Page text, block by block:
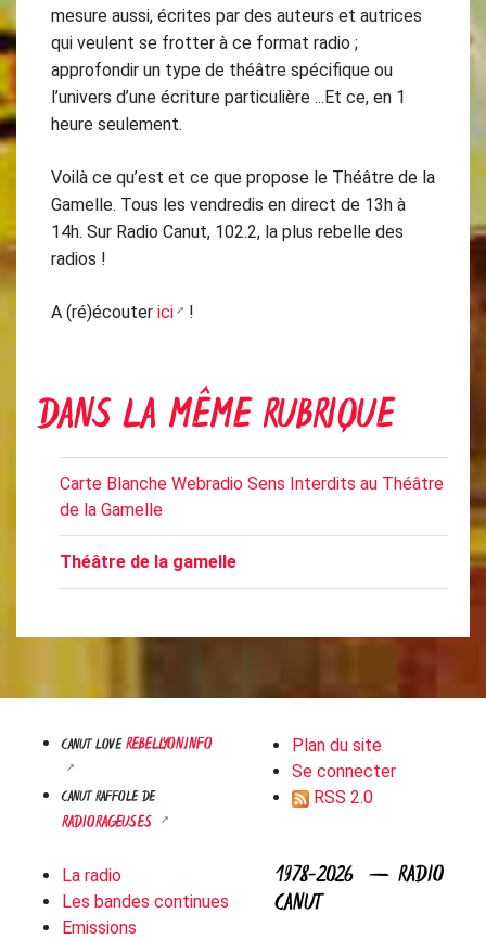
mesure aussi, écrites par des auteurs et autrices
qui veulent se frotter à ce format radio ;
approfondir un type de théâtre spécifique ou
l’univers d’une écriture particulière ...Et ce, en 1
heure seulement.
Voilà ce qu’est et ce que propose le Théâtre de la
Gamelle. Tous les vendredis en direct de 13h à
14h. Sur Radio Canut, 102.2, la plus rebelle des
radios !
A (ré)écouter ici !
DANS LA MÊME RUBRIQUE
Carte Blanche Webradio Sens Interdits au Théâtre
de la Gamelle
Théâtre de la gamelle
CANUT LOVEREBELLYON.INFO
CANUT RAFFOLE DE
RADIORAGEUSES
Plan du site
Se connecter
RSS 2.0
La radio
Les bandes continues
Emissions
1978-2026 — RADIO
CANUT